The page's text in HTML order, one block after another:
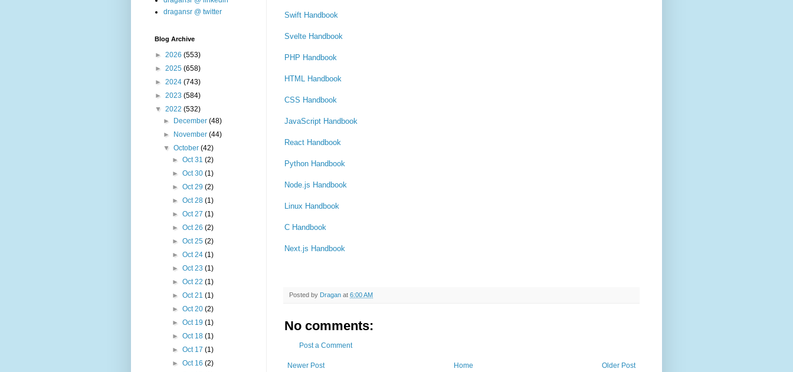
Swift Handbook
Svelte Handbook
PHP Handbook
HTML Handbook
CSS Handbook
JavaScript Handbook
React Handbook
Python Handbook
Node.js Handbook
Linux Handbook
C Handbook
Next.js Handbook
Posted by Dragan at 6:00 AM
No comments:
Post a Comment
Newer Post Older Post
Home
dragansr @ twitter
Blog Archive
► 2026 (553)
► 2025 (658)
► 2024 (743)
► 2023 (584)
▼ 2022 (532)
►
December(48)
►
November(44)
▼October(42)
► Oct 31 (2)
► Oct 30 (1)
► Oct 29 (2)
► Oct 28 (1)
► Oct 27 (1)
► Oct 26 (2)
► Oct 25 (2)
► Oct 24 (1)
► Oct 23 (1)
► Oct 22 (1)
► Oct 21 (1)
► Oct 20 (2)
► Oct 19 (1)
► Oct 18 (1)
► Oct 17 (1)
► Oct 16 (2)